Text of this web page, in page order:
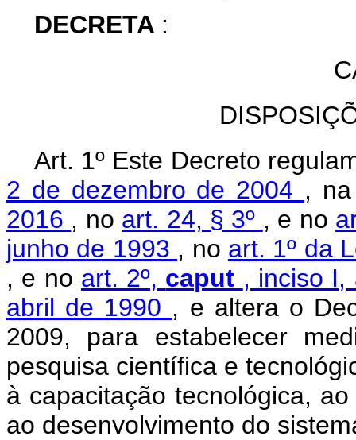
DECRETA :
Art. 1º Este Decreto
2 de dezembro de 2004 ,
2016 , no art. 24, § 3º , e no
junho de 1993 , no art. 1º da
, e no art. 2º, caput , inciso I,
abril de 1990 , e altera o
2009, para estabelecer
pesquisa científica e
à capacitação tecnológica,
ao desenvolvimento do